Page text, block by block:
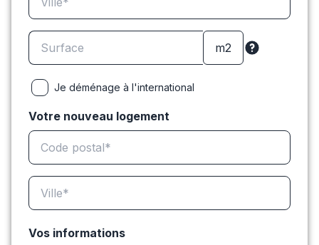
Je déménage à l'international
Votre nouveau logement
Vos informations